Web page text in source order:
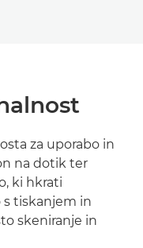
za uporabo in
na dotik ter
ki hkrati
s tiskanjem in
skeniranje in